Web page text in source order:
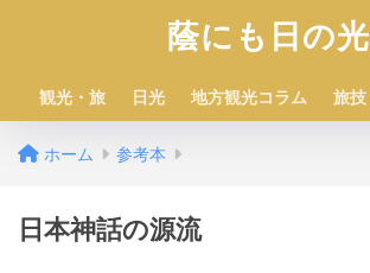
蔭にも日の光
観光・旅 日光 地方観光コラム 旅技
ホーム 参考本
日本神話の源流